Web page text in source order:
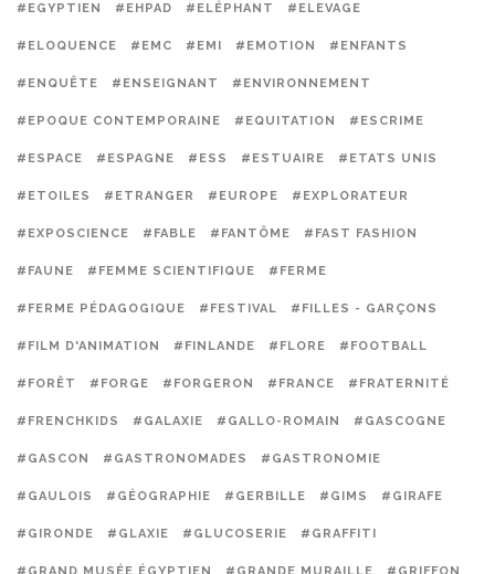
#EGYPTIEN #EHPAD #ELÉPHANT #ELEVAGE
#ELOQUENCE #EMC #EMI #EMOTION #ENFANTS
#ENQUÊTE #ENSEIGNANT #ENVIRONNEMENT
#EPOQUE CONTEMPORAINE #EQUITATION #ESCRIME
#ESPACE #ESPAGNE #ESS #ESTUAIRE #ETATS UNIS
#ETOILES #ETRANGER #EUROPE #EXPLORATEUR
#EXPOSCIENCE #FABLE #FANTÔME #FAST FASHION
#FAUNE #FEMME SCIENTIFIQUE #FERME
#FERME PÉDAGOGIQUE #FESTIVAL #FILLES - GARÇONS
#FILM D'ANIMATION #FINLANDE #FLORE #FOOTBALL
#FORÊT #FORGE #FORGERON #FRANCE #FRATERNITÉ
#FRENCHKIDS #GALAXIE #GALLO-ROMAIN #GASCOGNE
#GASCON #GASTRONOMADES #GASTRONOMIE
#GAULOIS #GÉOGRAPHIE #GERBILLE #GIMS #GIRAFE
#GIRONDE #GLAXIE #GLUCOSERIE #GRAFFITI